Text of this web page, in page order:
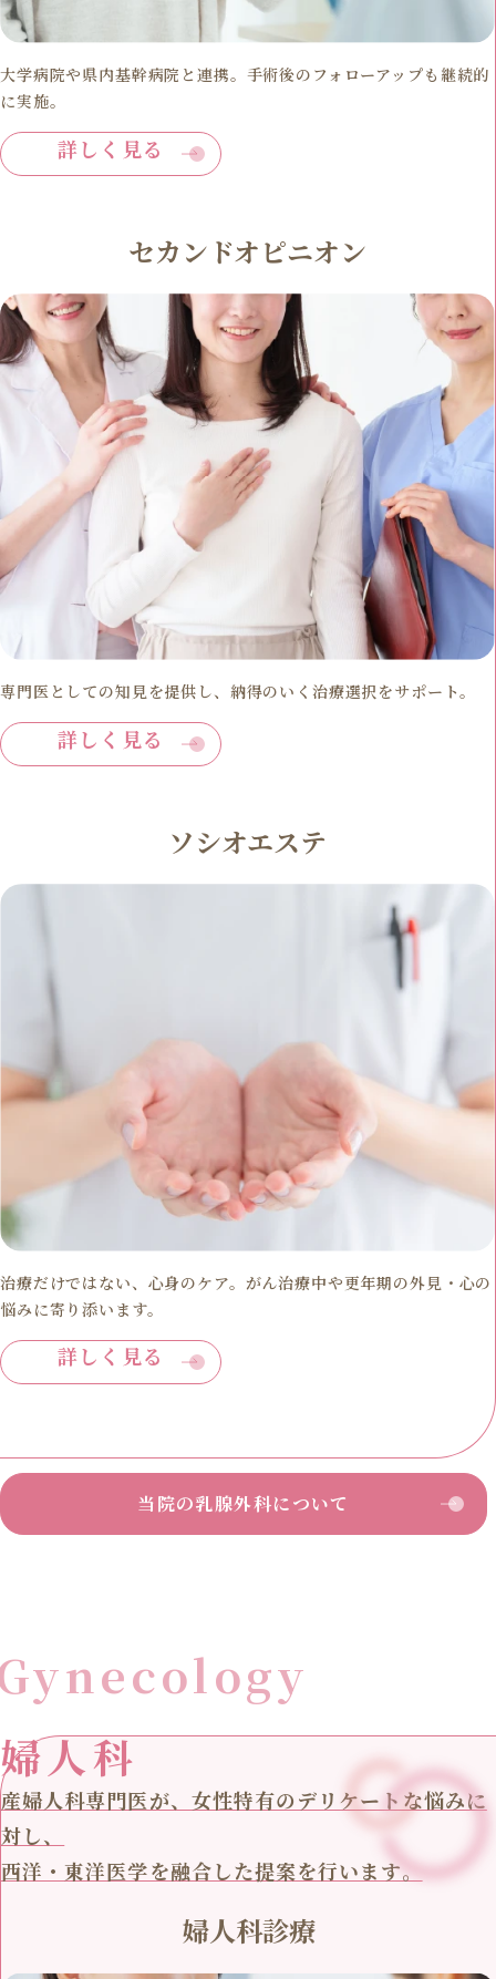
大学病院や県内基幹病院と連携。手術後のフォローアップも継続的
に実施。
詳しく見る
セカンドオピニオン
専門医としての知見を提供し、納得のいく治療選択をサポート。
詳しく見る
ソシオエステ
治療だけではない、心身のケア。がん治療中や更年期の外見・心の
悩みに寄り添います。
詳しく見る
当院の乳腺外科について
婦人科
産婦人科専門医が、女性特有のデリケートな悩みに
対し、
西洋・東洋医学を融合した提案を行います。
婦人科診療